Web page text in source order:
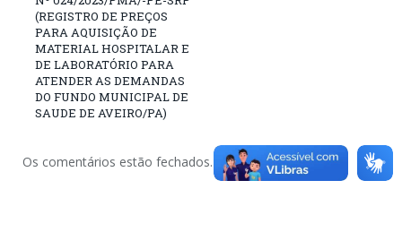
(REGISTRO DE PREÇOS
PARA AQUISIÇÃO DE
MATERIAL HOSPITALAR E
DE LABORATÓRIO PARA
ATENDER AS DEMANDAS
DO FUNDO MUNICIPAL DE
SAUDE DE AVEIRO/PA)
Os comentários estão fechados.